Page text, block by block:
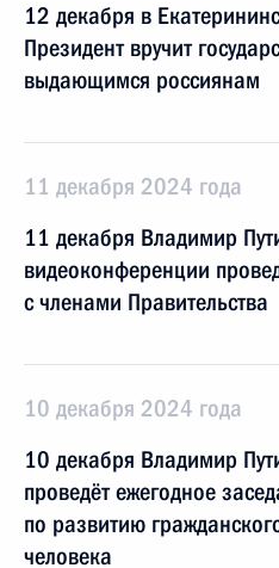
12 декабря в
Президент вручит
выдающимся россиянам
11 декабря 2024 года
11 декабря Владимир
видеоконференции
с членами Правительства
10 декабря 2024 года
10 декабря Владимир
проведёт ежегодное
по развитию
человека